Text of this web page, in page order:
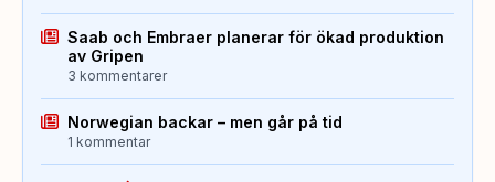
Saab och Embraer planerar för ökad produktion
av Gripen
3 kommentarer
Norwegian backar – men går på tid
1 kommentar